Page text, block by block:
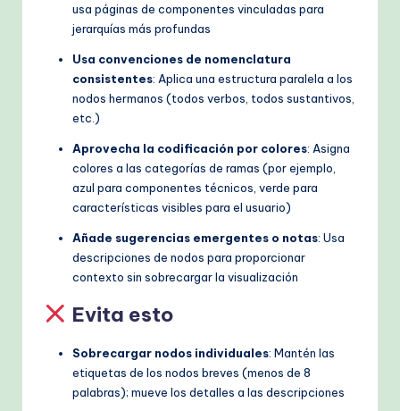
usa páginas de componentes vinculadas para
jerarquías más profundas
Usa convenciones de nomenclatura
consistentes: Aplica una estructura paralela a los
nodos hermanos (todos verbos, todos sustantivos,
etc.)
Aprovecha la codificación por colores: Asigna
colores a las categorías de ramas (por ejemplo,
azul para componentes técnicos, verde para
características visibles para el usuario)
Añade sugerencias emergentes o notas: Usa
descripciones de nodos para proporcionar
contexto sin sobrecargar la visualización
Evita esto
Sobrecargar nodos individuales: Mantén las
etiquetas de los nodos breves (menos de 8
palabras); mueve los detalles a las descripciones